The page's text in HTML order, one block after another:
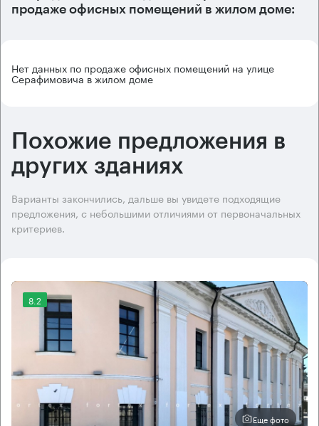
продаже офисных помещений в жилом доме:
Нет данных по продаже офисных помещений на улице
Серафимовича в жилом доме
Похожие предложения в
других зданиях
Варианты закончились, дальше вы увидете подходящие
предложения, с небольшими отличиями от первоначальных
критериев.
8.2
Еще фото